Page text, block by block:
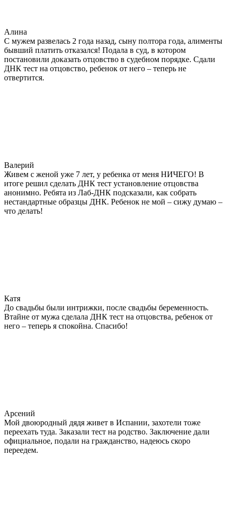
Алина
С мужем развелась 2 года назад, сыну полтора года, алименты
бывший платить отказался! Подала в суд, в котором
постановили доказать отцовство в судебном порядке. Сдали
ДНК тест на отцовство, ребенок от него – теперь не
отвертится.
Валерий
Живем с женой уже 7 лет, у ребенка от меня НИЧЕГО! В
итоге решил сделать ДНК тест установление отцовства
анонимно. Ребята из Лаб-ДНК подсказали, как собрать
нестандартные образцы ДНК. Ребенок не мой – сижу думаю –
что делать!
Катя
До свадьбы были интрижки, после свадьбы беременность.
Втайне от мужа сделала ДНК тест на отцовства, ребенок от
него – теперь я спокойна. Спасибо!
Арсений
Мой двоюродный дядя живет в Испании, захотели тоже
переехать туда. Заказали тест на родство. Заключение дали
официальное, подали на гражданство, надеюсь скоро
переедем.